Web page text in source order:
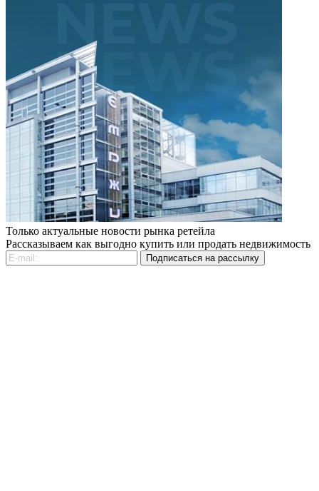
Только актуальные новости рынка ретейла
Рассказываем как выгодно купить или продать недвижимость